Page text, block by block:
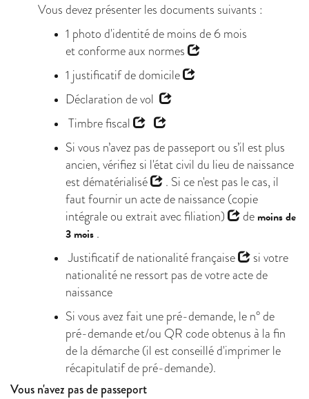
Vous devez présenter les documents suivants :
1 photo d'identité de moins de 6 mois
et conforme aux normes
1 justificatif de domicile
Déclaration de vol
Timbre fiscal
Si vous n’avez pas de passeport ou s’il est plus
ancien, vérifiez si l'état civil du lieu de naissance
est dématérialisé
. Si ce n'est pas le cas, il
faut fournir un acte de naissance (copie
intégrale ou extrait avec filiation)
de moins de
3 mois .
Justificatif de nationalité française
si votre
nationalité ne ressort pas de votre acte de
naissance
Si vous avez fait une pré-demande, le n° de
pré-demande et/ou QR code obtenus à la fin
de la démarche (il est conseillé d'imprimer le
récapitulatif de pré-demande).
Vous n'avez pas de passeport